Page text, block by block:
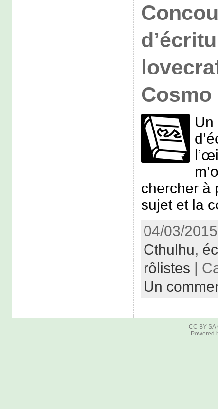
Cosmo
Un
chercher à
sujet et la
04/03/
Cthulhu,
rôlistes |
Un
CC BY-SA
Powered